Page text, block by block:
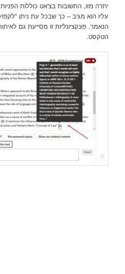
יתרה מזו, התשובות בצ'אט כוללות
עליו הוא מגיב – כך שבכל עת ניתן
הנאמר. פונקציונליות זו מסייעת גם
הטקסט.